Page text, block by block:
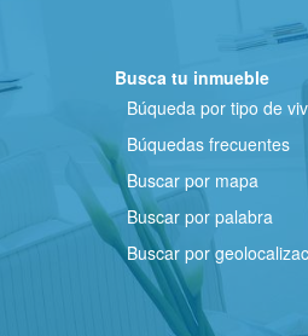
Busca tu inmueble
Búqueda por tipo de
Búquedas frecuentes
Buscar por mapa
Buscar por palabra
Buscar por